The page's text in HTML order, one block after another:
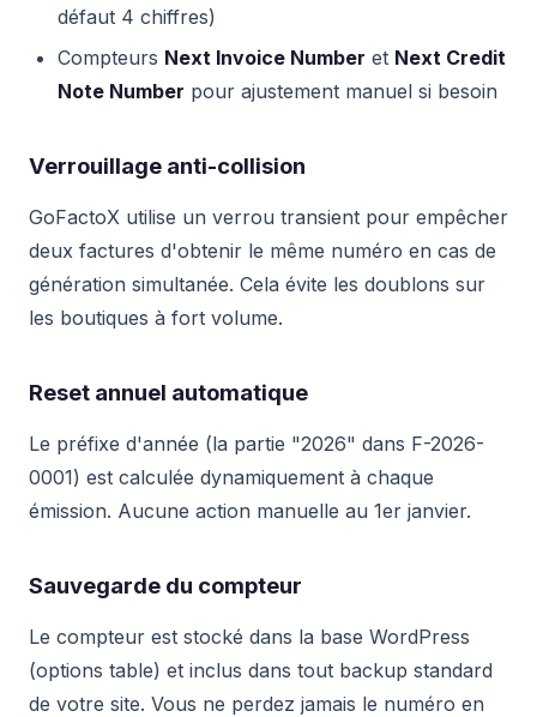
défaut 4 chiffres)
Compteurs Next Invoice Number et Next Credit
Note Number pour ajustement manuel si besoin
Verrouillage anti-collision
GoFactoX utilise un verrou transient pour empêcher
deux factures d'obtenir le même numéro en cas de
génération simultanée. Cela évite les doublons sur
les boutiques à fort volume.
Reset annuel automatique
Le préfixe d'année (la partie "2026" dans F-2026-
0001) est calculée dynamiquement à chaque
émission. Aucune action manuelle au 1er janvier.
Sauvegarde du compteur
Le compteur est stocké dans la base WordPress
(options table) et inclus dans tout backup standard
de votre site. Vous ne perdez jamais le numéro en